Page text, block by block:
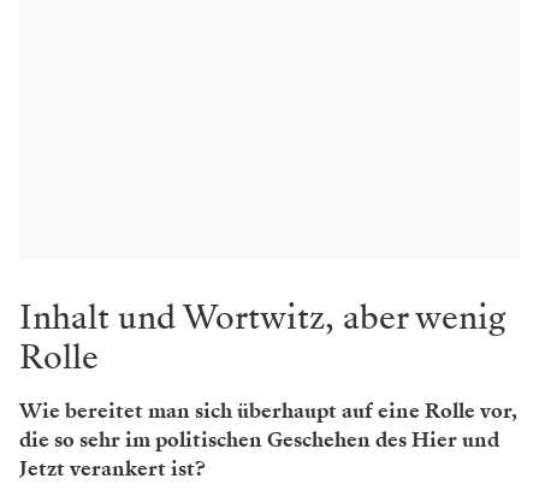
Inhalt und Wortwitz, aber wenig
Rolle
Wie bereitet man sich überhaupt auf eine Rolle vor,
die so sehr im politischen Geschehen des Hier und
Jetzt verankert ist?